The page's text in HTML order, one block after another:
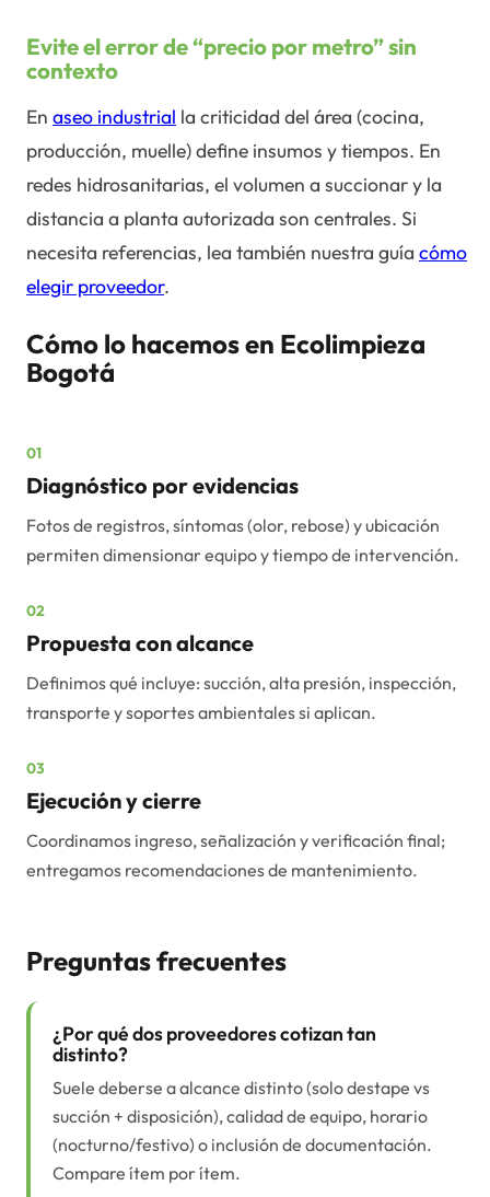
Evite el error de “precio por metro” sin
contexto
En aseo industrial la criticidad del área (cocina,
producción, muelle) define insumos y tiempos. En
redes hidrosanitarias, el volumen a succionar y la
distancia a planta autorizada son centrales. Si
necesita referencias, lea también nuestra guía cómo
elegir proveedor.
Cómo lo hacemos en Ecolimpieza
Bogotá
01
Diagnóstico por evidencias
Fotos de registros, síntomas (olor, rebose) y ubicación
permiten dimensionar equipo y tiempo de intervención.
02
Propuesta con alcance
Definimos qué incluye: succión, alta presión, inspección,
transporte y soportes ambientales si aplican.
03
Ejecución y cierre
Coordinamos ingreso, señalización y verificación final;
entregamos recomendaciones de mantenimiento.
Preguntas frecuentes
¿Por qué dos proveedores cotizan tan
distinto?
Suele deberse a alcance distinto (solo destape vs
succión + disposición), calidad de equipo, horario
(nocturno/festivo) o inclusión de documentación.
Compare ítem por ítem.